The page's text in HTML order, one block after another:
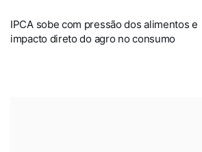
IPCA sobe com pressão dos alimentos e
impacto direto do agro no consumo